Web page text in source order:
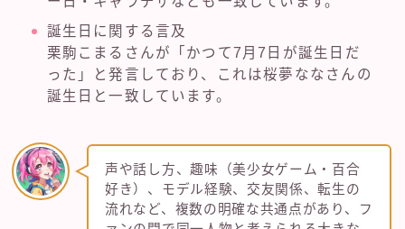
誕生日に関する言及
栗駒こまるさんが「かつて7月7日が誕生日だ
った」と発言しており、これは桜夢ななさんの
誕生日と一致しています。
声や話し方、趣味（美少女ゲーム・百合
好き）、モデル経験、交友関係、転生の
流れなど、複数の明確な共通点があり、フ